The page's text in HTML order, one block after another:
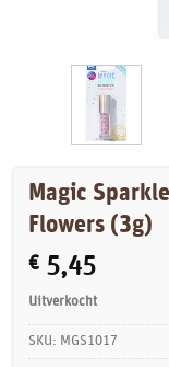
Magic
Flowers (3g)
€ 5,45
Uitverkocht
SKU: MGS1017